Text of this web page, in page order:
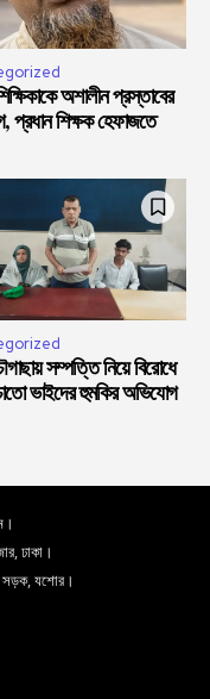
অশালীন প্রস্তাবের
প্রধান শিক্ষক হেফাজতে
সম্পত্তি নিয়ে বিরোধে
ভাইদের হুমকির অভিযোগ
ঢাকা।
সড়ক, যশোর।